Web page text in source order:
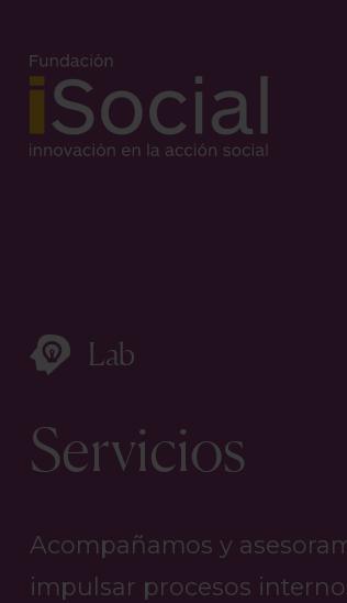
Lab
Servicios
Acompañamos y
impulsar procesos